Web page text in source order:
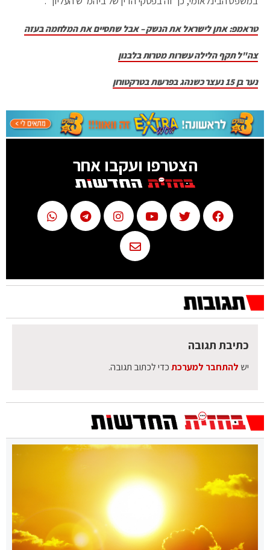
טראמפ: אתן לישראל את הנשק – אבל שתסיים את המלחמה בעזה
צה"ל תקף הלילה עשרות מטרות בלבנון
נער בן 15 נעצר כשנהג בפרעות בטרקטורון
הצטרפו ועקבו אחר
כתיבת תגובה
יש להתחבר למערכתכדי לכתוב תגובה.